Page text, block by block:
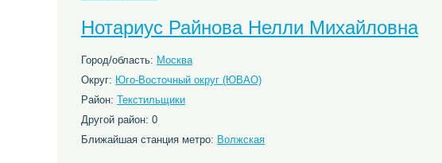
Нотариус Райнова Нелли Михайловна
Город/область: Москва
Округ: Юго-Восточный округ (ЮВАО)
Район: Текстильщики
Другой район: 0
Ближайшая станция метро: Волжская